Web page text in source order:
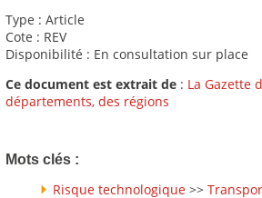
Type : Article
Cote : REV
Disponibilité : En consultation sur place
Ce document est extrait de : La Gazette
départements, des régions
Mots clés :
Risque technologique >>